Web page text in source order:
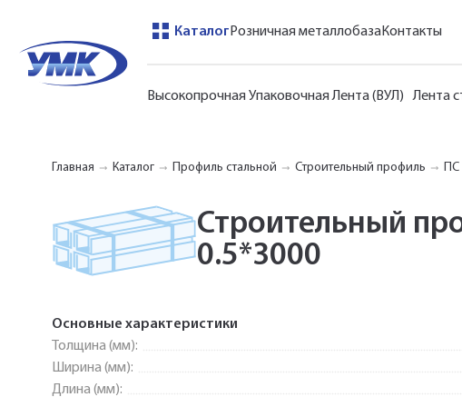
Каталог Розничная металлобазаКонтакты
Высокопрочная Упаковочная Лента (ВУЛ) Лента
Главная Каталог Профиль стальной Строительный профиль ПС
Строительный
0.5*3000
Основные характеристики
Толщина (мм):
Ширина (мм):
Длина (мм):